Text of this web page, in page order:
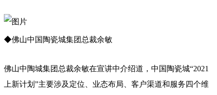
◆佛山中国陶瓷城集团总裁余敏
佛山中陶城集团总裁余敏在宣讲中介绍道，中国陶瓷城“2021
上新计划”主要涉及定位、业态布局、客户渠道和服务四个维